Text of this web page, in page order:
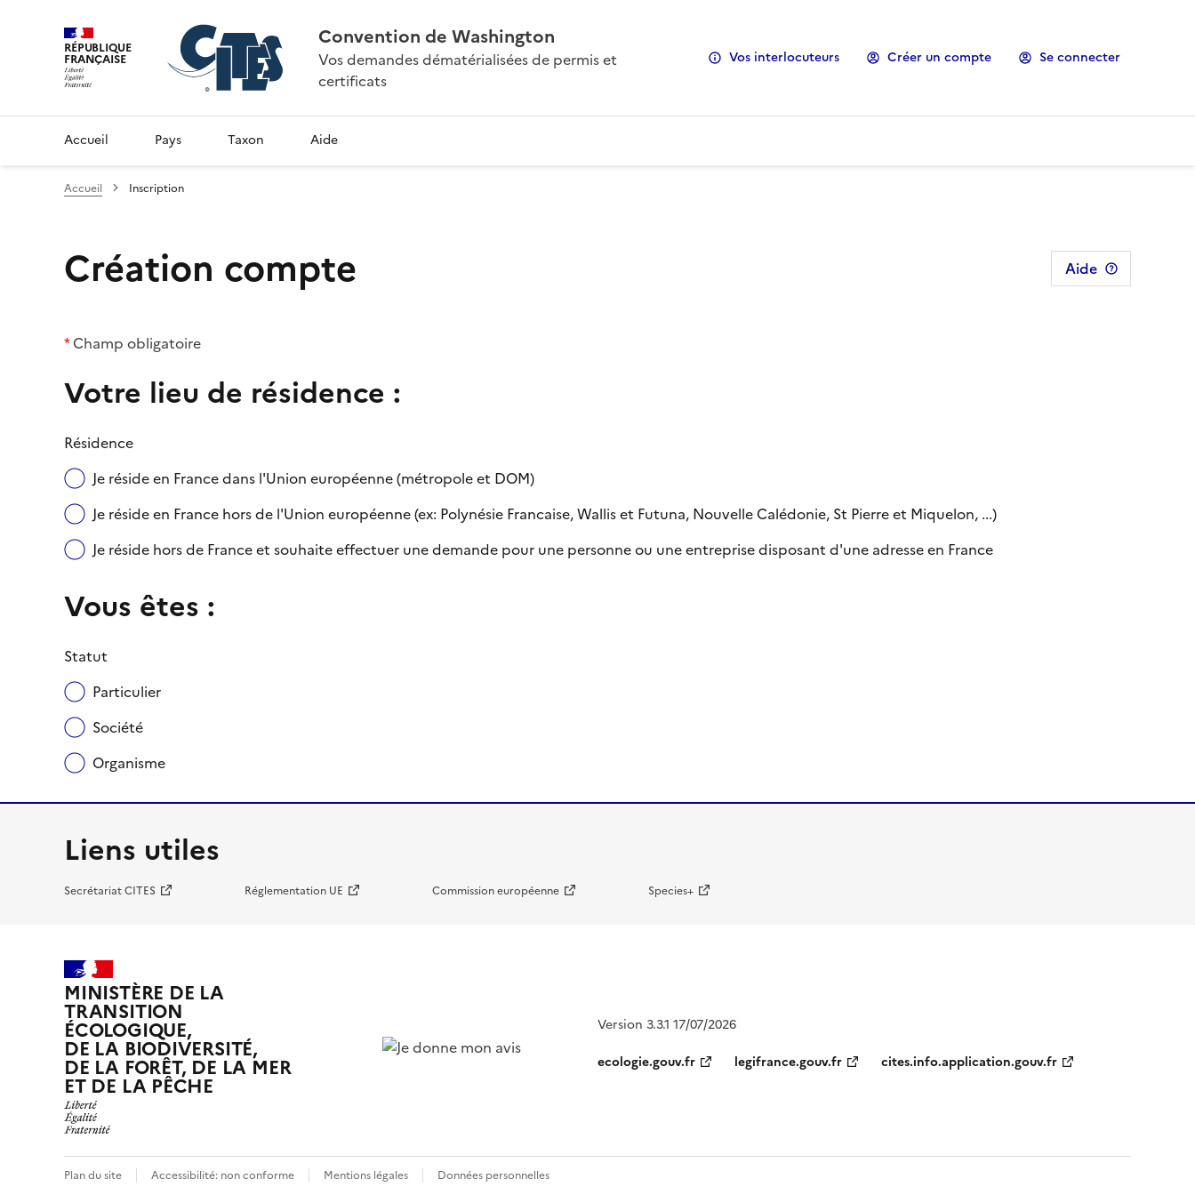
RÉPUBLIQUE
FRANÇAISE
Convention de Washington
Vos demandes dématérialisées de permis et
certificats
Vos interlocuteurs Créer un compte Se connecter
Accueil Pays Taxon Aide
Accueil Inscription
Création compte Aide
*Champ obligatoire
Votre lieu de résidence :
Résidence
Je réside en France dans l'Union européenne (métropole et DOM)
Je réside en France hors de l'Union européenne (ex: Polynésie Francaise, Wallis et Futuna, Nouvelle Calédonie, St Pierre et Miquelon, ...)
Je réside hors de France et souhaite effectuer une demande pour une personne ou une entreprise disposant d'une adresse en France
Vous êtes :
Statut
Particulier
Société
Organisme
Liens utiles
Secrétariat CITES Réglementation UE Commission européenne Species+
MINISTÈRE DE LA
TRANSITION
ÉCOLOGIQUE,
DE LA BIODIVERSITÉ,
DE LA FORÊT, DE LA MER
ET DE LA PÊCHE
Version 3.3.1 17/07/2026
ecologie.gouv.fr
legifrance.gouv.fr cites.info.application.gouv.fr
Plan du site Accessibilité: non conforme Mentions légales Données personnelles